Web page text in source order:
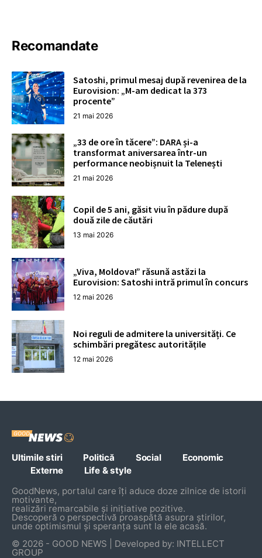
Recomandate
Satoshi, primul mesaj după revenirea de la
Eurovision: „M-am dedicat la 373
procente”
21 mai 2026
„33 de ore în tăcere”: DARA și-a
transformat aniversarea într-un
performance neobișnuit la Telenești
21 mai 2026
Copil de 5 ani, găsit viu în pădure după
două zile de căutări
13 mai 2026
„Viva, Moldova!” răsună astăzi la
Eurovision: Satoshi intră primul în concurs
12 mai 2026
Noi reguli de admitere la universități. Ce
schimbări pregătesc autoritățile
12 mai 2026
Ultimile stiri Politică Social
Economic
Externe
Life & style
GoodNews, portalul care îți aduce doze zilnice de istorii
motivante,
realizări remarcabile și inițiative pozitive.
Descoperă o perspectivă proaspătă asupra știrilor,
unde optimismul și speranța sunt la ele acasă.
© 2026 - GOOD NEWS | Developed by: INTELLECT
GROUP